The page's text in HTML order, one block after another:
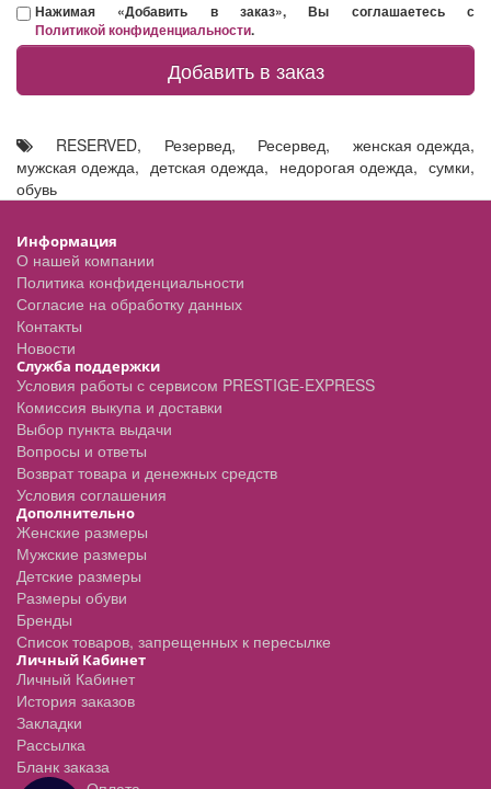
Нажимая «Добавить в заказ», Вы соглашаетесь с
Политикой конфиденциальности.
Добавить в заказ
RESERVED, Резервед, Ресервед, женская одежда,
мужская одежда, детская одежда, недорогая одежда, сумки,
обувь
Информация
О нашей компании
Политика конфиденциальности
Согласие на обработку данных
Контакты
Новости
Служба поддержки
Условия работы с сервисом PRESTIGE-EXPRESS
Комиссия выкупа и доставки
Выбор пункта выдачи
Вопросы и ответы
Возврат товара и денежных средств
Условия соглашения
Дополнительно
Женские размеры
Мужские размеры
Детские размеры
Размеры обуви
Бренды
Список товаров, запрещенных к пересылке
Личный Кабинет
Личный Кабинет
История заказов
Закладки
Рассылка
Бланк заказа